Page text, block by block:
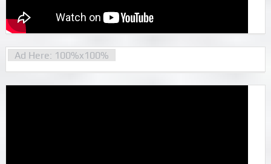
Ad Here: 100%x100%